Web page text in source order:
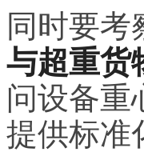
同时要
与超重货
问设备重
提供标准